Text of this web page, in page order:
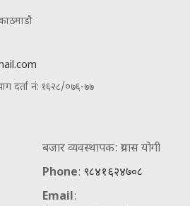
दर्ता नं: १६२८/०७६-७७
बजार व्यवस्थापक: प्रयास योगी
Phone: ९८४१६२४७०८
Email: